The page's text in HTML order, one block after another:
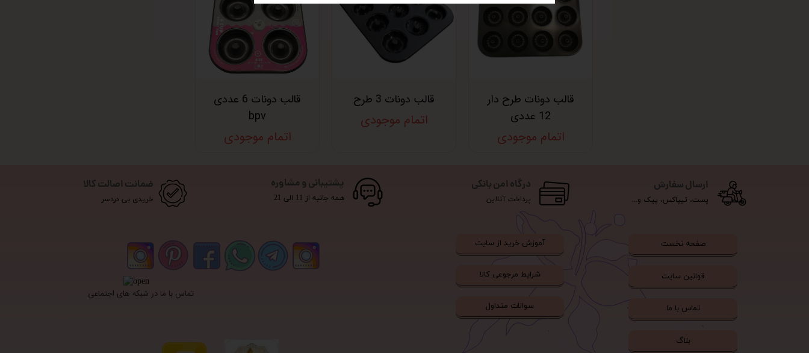
قالب دونات طرح دار
12 عددی
اتمام موجودی
قالب دونات 3 طرح
اتمام موجودی
قالب دونات 6 عددی
bpv
اتمام موجودی
ارسال سفارش
پست، تیپاکس، پیک و...
درگاه امن بانکی
پرداخت آنلاین
پشتیبانی و مشاوره
همه جانبه از 11 الی 21
ضمانت اصالت کالا
خریدی بی دردسر
تماس با ما در شبکه های اجتماعی
صفحه نخست
قوانین سایت
تماس با ما
بلاگ
آموزش خرید از سایت
شرایط مرجوعی کالا
سوالات متداول